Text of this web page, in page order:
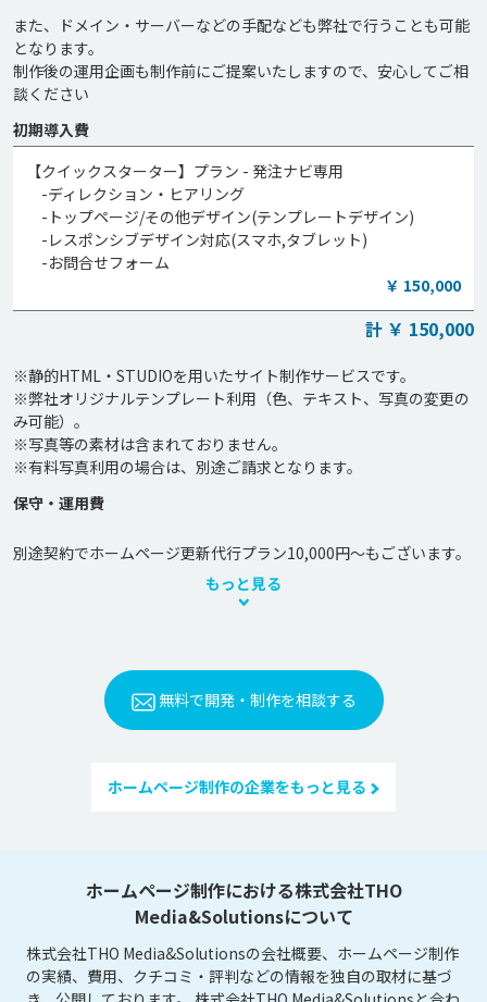
また、ドメイン・サーバーなどの手配なども弊社で行うことも可能
となります。
制作後の運用企画も制作前にご提案いたしますので、安心してご相
初期導入費
【クイックスターター】プラン - 発注ナビ専用
-ディレクション・ヒアリング
-トップページ/その他デザイン(テンプレートデザイン)
-レスポンシブデザイン対応(スマホ,タブレット)
-お問合せフォーム
￥ 150,000
計 ￥ 150,000
保守・運用費
※静的HTML・STUDIOを用いたサイト制作サービスです。
※弊社オリジナルテンプレート利用（色、テキスト、写真の変更の
み可能）。
※写真等の素材は含まれておりません。
もっと見る
無料で開発・制作を相談する
ホームページ制作の企業をもっと見る
ホームページ制作における株式会社THO
Media&Solutionsについて
株式会社THO Media&Solutionsの会社概要、ホームページ制作
の実績、費用、クチコミ・評判などの情報を独自の取材に基づ